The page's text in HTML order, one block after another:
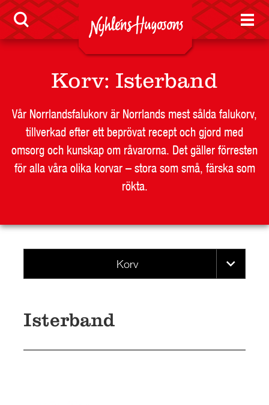
BUTIKSSIDA
RESTAURANG OCH STORHUSHÅLL
SKOLA
JOBB
PRESS
KONTAKT
Korv: Isterband
Vår Norrlandsfalukorv är Norrlands mest sålda falukorv,
tillverkad efter ett beprövat recept och gjord med
omsorg och kunskap om råvarorna. Det gäller förresten
för alla våra olika korvar – stora som små, färska som
rökta.
Korv
Isterband